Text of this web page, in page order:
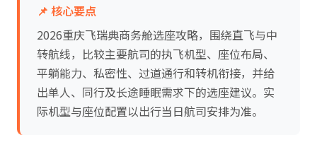
📌 核心要点
2026重庆飞瑞典商务舱选座攻略，围绕直飞与中
转航线，比较主要航司的执飞机型、座位布局、
平躺能力、私密性、过道通行和转机衔接，并给
出单人、同行及长途睡眠需求下的选座建议。实
际机型与座位配置以出行当日航司安排为准。